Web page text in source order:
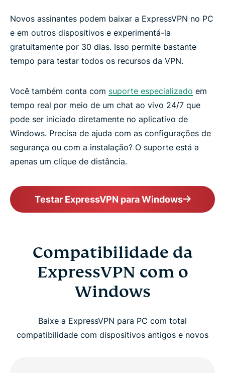
Novos assinantes podem baixar a ExpressVPN no PC
e em outros dispositivos e experimentá-la
gratuitamente por 30 dias. Isso permite bastante
tempo para testar todos os recursos da VPN.
Você também conta com suporte especializado em
tempo real por meio de um chat ao vivo 24/7 que
pode ser iniciado diretamente no aplicativo de
Windows. Precisa de ajuda com as configurações de
segurança ou com a instalação? O suporte está a
apenas um clique de distância.
Testar ExpressVPN para Windows
Compatibilidade da
ExpressVPN com o
Windows
Baixe a ExpressVPN para PC com total
compatibilidade com dispositivos antigos e novos